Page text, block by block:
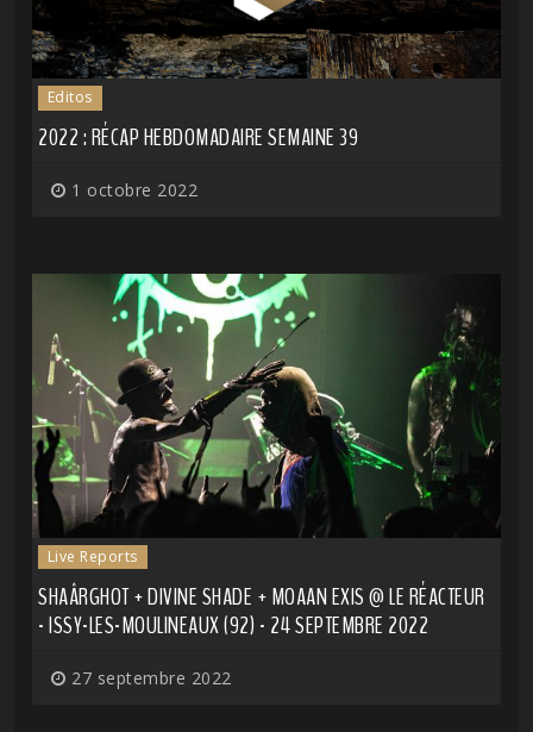
Editos
2022 : RÉCAP HEBDOMADAIRE SEMAINE 39
1 octobre 2022
Live Reports
SHAÂRGHOT + DIVINE SHADE + MOAAN EXIS @ LE RÉACTEUR
- ISSY-LES-MOULINEAUX (92) - 24 SEPTEMBRE 2022
27 septembre 2022